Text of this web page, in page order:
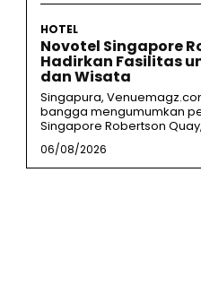
HOTEL
Novotel Singapore
Hadirkan Fasilitas
dan Wisata
Singapura,
bangga mengumumkan
Singapore Robertson
06/08/2026